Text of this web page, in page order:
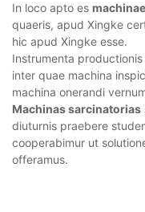
In loco apto es
quaeris, apud Xingke
hic apud Xingke esse.
Instrumenta
inter quae machina
machina onerandi
Machinas sarcinatorias
diuturnis praebere
cooperabimur ut
offeramus.